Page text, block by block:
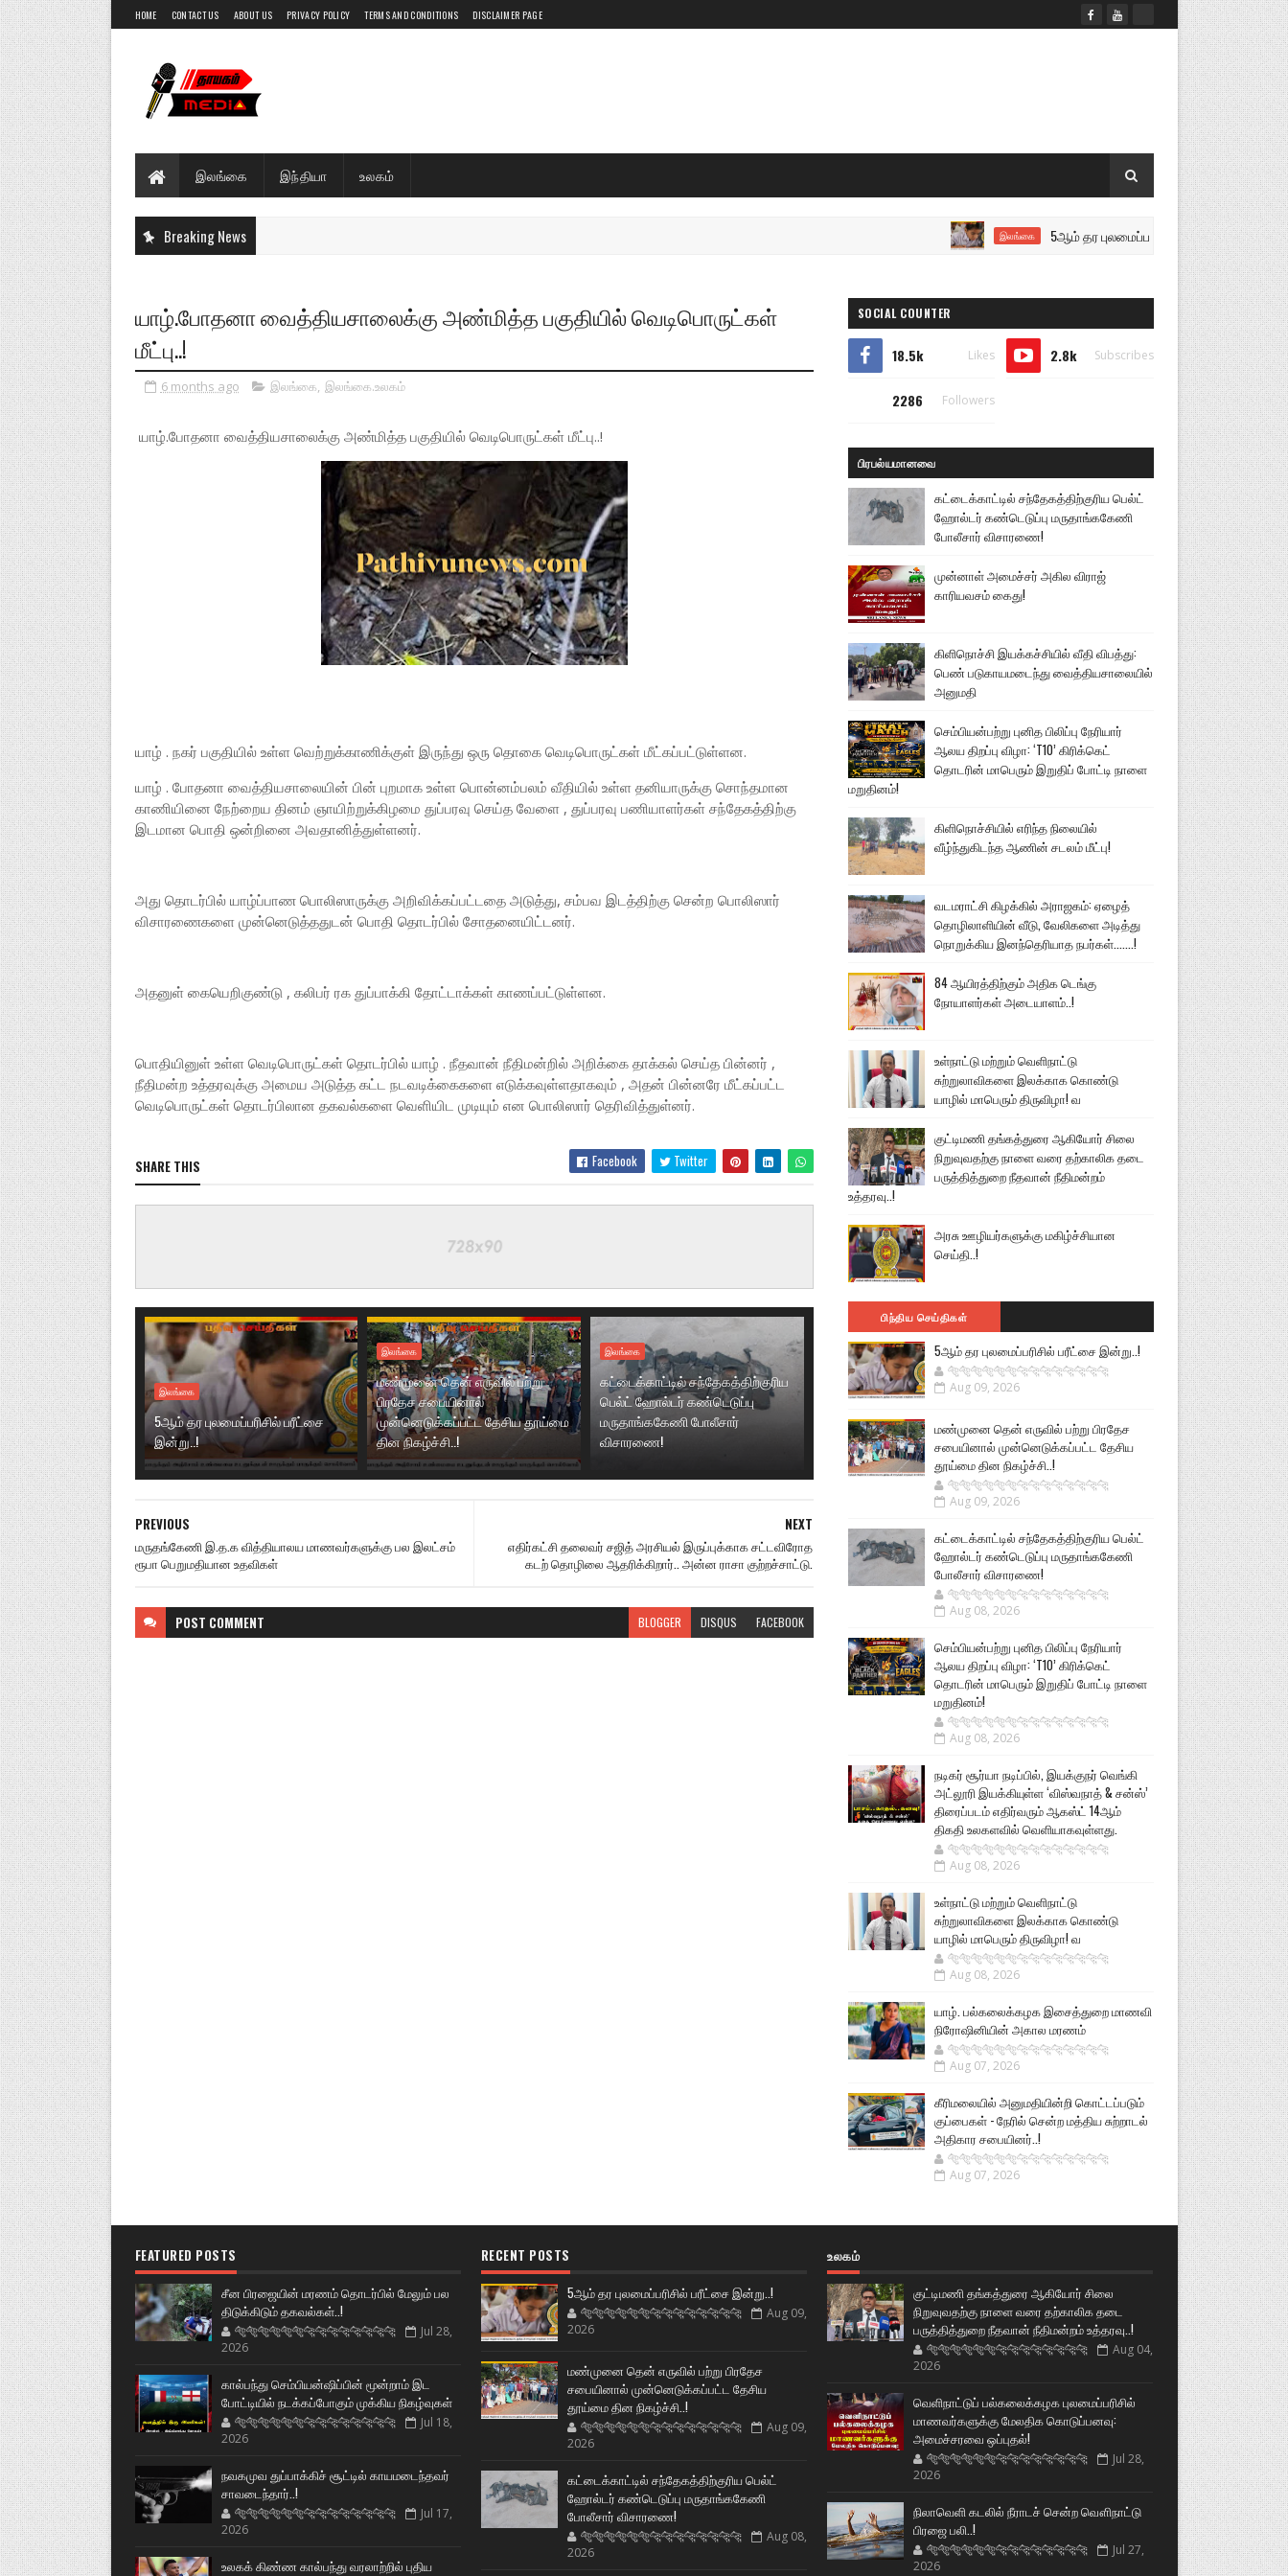
HOME CONTACT US ABOUT US PRIVACY POLICY TERMS AND CONDITIONS DISCLAIMER PAGE
இலங்கை இந்தியா உலகம்
Breaking News இலங்கை 5ஆம் தர புலமைப்பரிசில் பரீட்சை இன்று..!
யாழ்.போதனா வைத்தியசாலைக்கு அண்மித்த பகுதியில் வெடிபொருட்கள்
மீட்பு..!
6 months ago இலங்கை, இலங்கை.உலகம்
யாழ்.போதனா வைத்தியசாலைக்கு அண்மித்த பகுதியில் வெடிபொருட்கள் மீட்பு..!
யாழ் . நகர் பகுதியில் உள்ள வெற்றுக்காணிக்குள் இருந்து ஒரு தொகை வெடிபொருட்கள் மீட்கப்பட்டுள்ளன.
யாழ் . போதனா வைத்தியசாலையின் பின் புறமாக உள்ள பொன்னம்பலம் வீதியில் உள்ள தனியாருக்கு சொந்தமான
காணியினை நேற்றைய தினம் ஞாயிற்றுக்கிழமை துப்பரவு செய்த வேளை , துப்பரவு பணியாளர்கள் சந்தேகத்திற்கு
இடமான பொதி ஒன்றினை அவதானித்துள்ளனர்.
அது தொடர்பில் யாழ்ப்பாண பொலிஸாருக்கு அறிவிக்கப்பட்டதை அடுத்து, சம்பவ இடத்திற்கு சென்ற பொலிஸார்
விசாரணைகளை முன்னெடுத்ததுடன் பொதி தொடர்பில் சோதனையிட்டனர்.
அதனுள் கையெறிகுண்டு , கலிபர் ரக துப்பாக்கி தோட்டாக்கள் காணப்பட்டுள்ளன.
பொதியினுள் உள்ள வெடிபொருட்கள் தொடர்பில் யாழ் . நீதவான் நீதிமன்றில் அறிக்கை தாக்கல் செய்த பின்னர் ,
நீதிமன்ற உத்தரவுக்கு அமைய அடுத்த கட்ட நடவடிக்கைகளை எடுக்கவுள்ளதாகவும் , அதன் பின்னரே மீட்கப்பட்ட
வெடிபொருட்கள் தொடர்பிலான தகவல்களை வெளியிட முடியும் என பொலிஸார் தெரிவித்துள்னர்.
SHARE THIS Facebook Twitter
இலங்கை
5ஆம் தர புலமைப்பரிசில் பரீட்சை
இன்று..!
இலங்கை
மண்முனை தென் எருவில் பற்று
பிரதேச சபையினால்
முன்னெடுக்கப்பட்ட தேசிய தூய்மை
தின நிகழ்ச்சி..!
இலங்கை
கட்டைக்காட்டில் சந்தேகத்திற்குரிய
பெல்ட் ஹோல்டர் கண்டெடுப்பு
மருதாங்ககேணி போலீசார்
விசாரணை!
NEXT
எதிர்கட்சி தலைவர் சஜித் அரசியல் இருப்புக்காக சட்டவிரோத
கடற் தொழிலை ஆதரிக்கிறார்.. அன்ன ராசா குற்றச்சாட்டு.
PREVIOUS
மருதங்கேணி இ.த.க வித்தியாலய மாணவர்களுக்கு பல இலட்சம்
ரூபா பெறுமதியான உதவிகள்
POST COMMENT BLOGGER DISQUS FACEBOOK
SOCIAL COUNTER
18.5k Likes 2.8k Subscribes
2286 Followers
பிரபல்யமானவை
கட்டைக்காட்டில் சந்தேகத்திற்குரிய பெல்ட்
ஹோல்டர் கண்டெடுப்பு மருதாங்ககேணி
போலீசார் விசாரணை!
முன்னாள் அமைச்சர் அகில விராஜ்
காரியவசம் கைது!
கிளிநொச்சி இயக்கச்சியில் வீதி விபத்து:
பெண் படுகாயமடைந்து வைத்தியசாலையில்
அனுமதி
செம்பியன்பற்று புனித பிலிப்பு நேரியார்
ஆலய திறப்பு விழா: ‘T10’ கிரிக்கெட்
தொடரின் மாபெரும் இறுதிப் போட்டி நாளை
மறுதினம்!
கிளிநொச்சியில் எரிந்த நிலையில்
வீழ்ந்துகிடந்த ஆணின் சடலம் மீட்பு!
வடமராட்சி கிழக்கில் அராஜகம்: ஏழைத்
தொழிலாளியின் வீடு, வேலிகளை அடித்து
நொறுக்கிய இனந்தெரியாத நபர்கள்.......!
84 ஆயிரத்திற்கும் அதிக டெங்கு
நோயாளர்கள் அடையாளம்..!
உள்நாட்டு மற்றும் வெளிநாட்டு
சுற்றுலாவிகளை இலக்காக கொண்டு
யாழில் மாபெரும் திருவிழா! வ
குட்டிமணி தங்கத்துரை ஆகியோர் சிலை
நிறுவுவதற்கு நாளை வரை தற்காலிக தடை
பருத்தித்துறை நீதவான் நீதிமன்றம்
உத்தரவு..!
அரசு ஊழியர்களுக்கு மகிழ்ச்சியான
செய்தி..!
பிந்திய செய்திகள்
5ஆம் தர புலமைப்பரிசில் பரீட்சை இன்று..!
🐅🐅🐅🐅🐅🐅🐆🐆🐆🐆🐆🐆🐆🐆
Aug 09, 2026
மண்முனை தென் எருவில் பற்று பிரதேச
சபையினால் முன்னெடுக்கப்பட்ட தேசிய
தூய்மை தின நிகழ்ச்சி..!
🐅🐅🐅🐅🐅🐅🐆🐆🐆🐆🐆🐆🐆🐆
Aug 09, 2026
கட்டைக்காட்டில் சந்தேகத்திற்குரிய பெல்ட்
ஹோல்டர் கண்டெடுப்பு மருதாங்ககேணி
போலீசார் விசாரணை!
🐅🐅🐅🐅🐅🐅🐆🐆🐆🐆🐆🐆🐆🐆
Aug 08, 2026
செம்பியன்பற்று புனித பிலிப்பு நேரியார்
ஆலய திறப்பு விழா: ‘T10’ கிரிக்கெட்
தொடரின் மாபெரும் இறுதிப் போட்டி நாளை
மறுதினம்!
🐅🐅🐅🐅🐅🐅🐆🐆🐆🐆🐆🐆🐆🐆
Aug 08, 2026
நடிகர் சூர்யா நடிப்பில், இயக்குநர் வெங்கி
அட்லூரி இயக்கியுள்ள ‘விஸ்வநாத் & சன்ஸ்’
திரைப்படம் எதிர்வரும் ஆகஸ்ட் 14ஆம்
திகதி உலகளவில் வெளியாகவுள்ளது.
🐅🐅🐅🐅🐅🐅🐆🐆🐆🐆🐆🐆🐆🐆
Aug 08, 2026
உள்நாட்டு மற்றும் வெளிநாட்டு
சுற்றுலாவிகளை இலக்காக கொண்டு
யாழில் மாபெரும் திருவிழா! வ
🐅🐅🐅🐅🐅🐅🐆🐆🐆🐆🐆🐆🐆🐆
Aug 08, 2026
யாழ். பல்கலைக்கழக இசைத்துறை மாணவி
நிரோஷினியின் அகால மரணம்
🐅🐅🐅🐅🐅🐅🐆🐆🐆🐆🐆🐆🐆🐆
Aug 07, 2026
கீரிமலையில் அனுமதியின்றி கொட்டப்படும்
குப்பைகள் - நேரில் சென்ற மத்திய சுற்றாடல்
அதிகார சபையினர்..!
🐅🐅🐅🐅🐅🐅🐆🐆🐆🐆🐆🐆🐆🐆
Aug 07, 2026
FEATURED POSTS
சீன பிரஜையின் மரணம் தொடர்பில் மேலும் பல
திடுக்கிடும் தகவல்கள்..!
🐅🐅🐅🐅🐅🐅🐆🐆🐆🐆🐆🐆🐆🐆
Jul 28,
2026
கால்பந்து செம்பியன்ஷிப்பின் மூன்றாம் இட
போட்டியில் நடக்கப்போகும் முக்கிய நிகழ்வுகள்
🐅🐅🐅🐅🐅🐅🐆🐆🐆🐆🐆🐆🐆🐆
Jul 18,
2026
நவகமுவ துப்பாக்கிச் சூட்டில் காயமடைந்தவர்
சாவடைந்தார்..!
🐅🐅🐅🐅🐅🐅🐆🐆🐆🐆🐆🐆🐆🐆
Jul 17,
2026
உலகக் கிண்ண கால்பந்து வரலாற்றில் புதிய
RECENT POSTS
5ஆம் தர புலமைப்பரிசில் பரீட்சை இன்று..!
🐅🐅🐅🐅🐅🐅🐆🐆🐆🐆🐆🐆🐆🐆
Aug 09,
2026
மண்முனை தென் எருவில் பற்று பிரதேச
சபையினால் முன்னெடுக்கப்பட்ட தேசிய
தூய்மை தின நிகழ்ச்சி..!
🐅🐅🐅🐅🐅🐅🐆🐆🐆🐆🐆🐆🐆🐆
Aug 09,
2026
கட்டைக்காட்டில் சந்தேகத்திற்குரிய பெல்ட்
ஹோல்டர் கண்டெடுப்பு மருதாங்ககேணி
போலீசார் விசாரணை!
🐅🐅🐅🐅🐅🐅🐆🐆🐆🐆🐆🐆🐆🐆
Aug 08,
2026
உலகம்
குட்டிமணி தங்கத்துரை ஆகியோர் சிலை
நிறுவுவதற்கு நாளை வரை தற்காலிக தடை
பருத்தித்துறை நீதவான் நீதிமன்றம் உத்தரவு..!
🐅🐅🐅🐅🐅🐅🐆🐆🐆🐆🐆🐆🐆🐆
Aug 04,
2026
வெளிநாட்டுப் பல்கலைக்கழக புலமைப்பரிசில்
மாணவர்களுக்கு மேலதிக கொடுப்பனவு:
அமைச்சரவை ஒப்புதல்!
🐅🐅🐅🐅🐅🐅🐆🐆🐆🐆🐆🐆🐆🐆
Jul 28,
2026
நிலாவெளி கடலில் நீராடச் சென்ற வௌிநாட்டு
பிரஜை பலி..!
🐅🐅🐅🐅🐅🐅🐆🐆🐆🐆🐆🐆🐆🐆
Jul 27,
2026